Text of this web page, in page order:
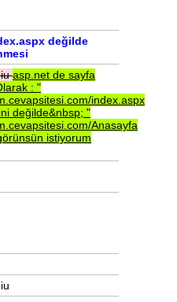
değilde
iuasp.net de sayfa
: "
index.aspx
değilde&nbsp; "
Anasayfa
istiyorum